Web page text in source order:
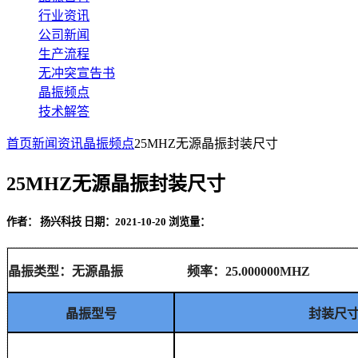
行业资讯
公司新闻
生产流程
无冲突宣告书
晶振频点
技术解答
首页新闻资讯晶振频点25MHZ无源晶振封装尺寸
25MHZ无源晶振封装尺寸
作者： 扬兴科技 日期：2021-10-20 浏览量：
晶振类型：无源晶振 频率：25.000000MHZ
晶振型号 封装尺